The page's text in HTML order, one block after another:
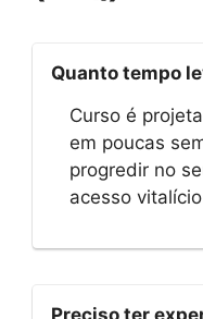
Quanto tempo
Curso é
em poucas
progredir no
acesso